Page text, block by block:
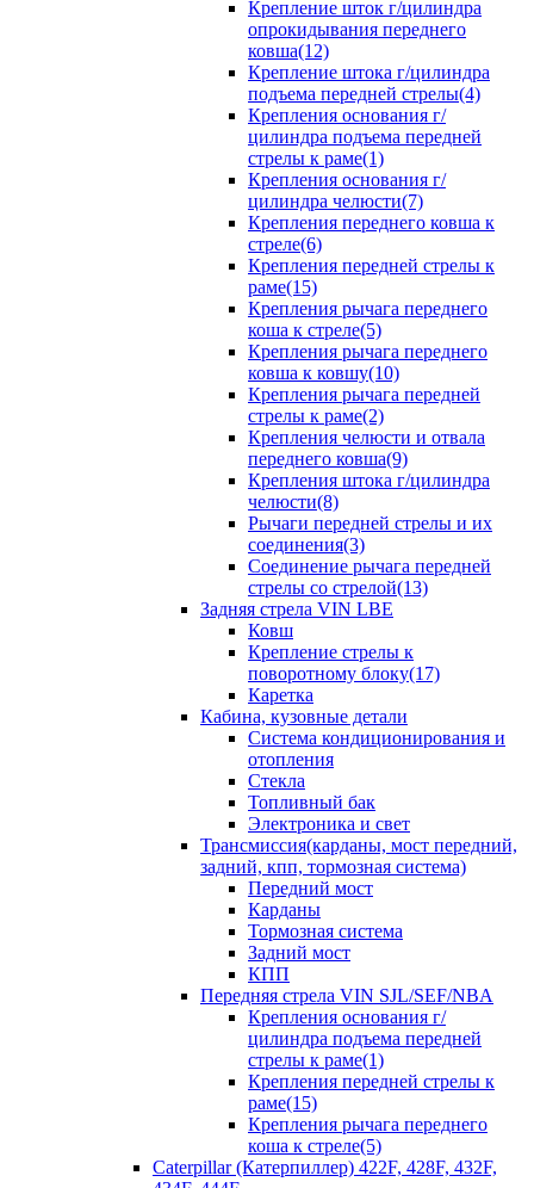
Крепление шток г/цилиндра
опрокидывания переднего
ковша(12)
Крепление штока г/цилиндра
подъема передней стрелы(4)
Крепления основания г/
цилиндра подъема передней
стрелы к раме(1)
Крепления основания г/
цилиндра челюсти(7)
Крепления переднего ковша к
стреле(6)
Крепления передней стрелы к
раме(15)
Крепления рычага переднего
коша к стреле(5)
Крепления рычага переднего
ковша к ковшу(10)
Крепления рычага передней
стрелы к раме(2)
Крепления челюсти и отвала
переднего ковша(9)
Крепления штока г/цилиндра
челюсти(8)
Рычаги передней стрелы и их
соединения(3)
Соединение рычага передней
стрелы со стрелой(13)
Задняя стрела VIN LBE
Ковш
Крепление стрелы к
поворотному блоку(17)
Каретка
Кабина, кузовные детали
Система кондиционирования и
отопления
Стекла
Топливный бак
Электроника и свет
Трансмиссия(карданы, мост передний,
задний, кпп, тормозная система)
Передний мост
Карданы
Тормозная система
Задний мост
КПП
Передняя стрела VIN SJL/SEF/NBA
Крепления основания г/
цилиндра подъема передней
стрелы к раме(1)
Крепления передней стрелы к
раме(15)
Крепления рычага переднего
коша к стреле(5)
Caterpillar (Катерпиллер) 422F, 428F, 432F,